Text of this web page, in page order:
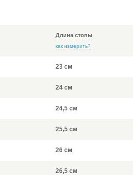
Длина стопы
как измерить?
23 см
24 см
24,5 см
25,5 см
26 см
26,5 см